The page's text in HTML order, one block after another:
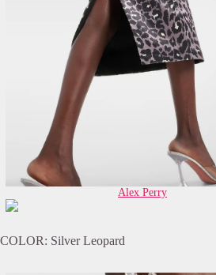
Alex Perry
COLOR: Silver Leopard